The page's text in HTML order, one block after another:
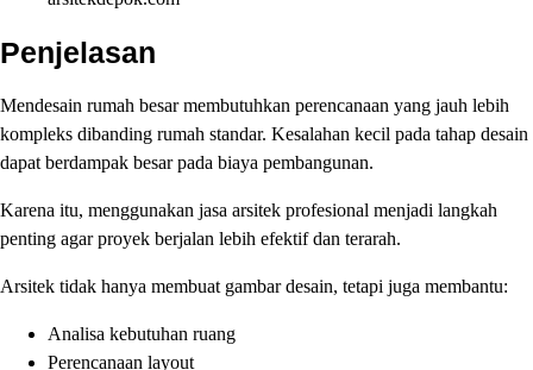
Penjelasan
Mendesain rumah besar membutuhkan perencanaan yang jauh lebih
kompleks dibanding rumah standar. Kesalahan kecil pada tahap desain
dapat berdampak besar pada biaya pembangunan.
Karena itu, menggunakan jasa arsitek profesional menjadi langkah
penting agar proyek berjalan lebih efektif dan terarah.
Arsitek tidak hanya membuat gambar desain, tetapi juga membantu:
Analisa kebutuhan ruang
Perencanaan layout